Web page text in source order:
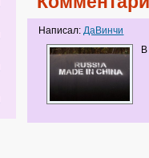
Написал:ДаВинчи